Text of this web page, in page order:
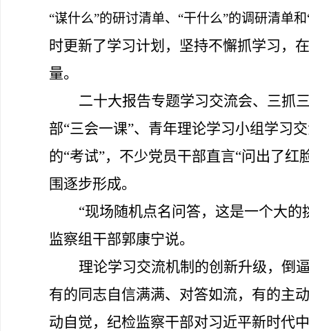
“谋什么”的研讨清单、“干什么”的调研清单
时更新了学习计划，坚持不懈抓学习，
量。
二十大报告专题学习交流会、三抓
部“三会一课”、 青年理论学习小组学习
的“考试”， 不少党员干部直言“问出了红
围逐步形成。
“现场随机点名问答，这是一个大的
监察组干部郭康宁说。
理论学习交流机制的创新升级，倒
有的同志自信满满、对答如流，有的主动
动自觉， 纪检监察干部对习近平新时代